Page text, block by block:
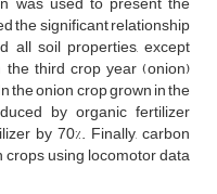
the significant relationship
all soil properties, except
third crop year (onion)
the onion crop grown in the
by organic fertilizer
by 70%. Finally, carbon
using locomotor data